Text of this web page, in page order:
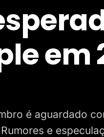
em
é aguardado
e